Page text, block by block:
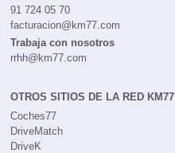
91 724 05 70
facturacion@km77.com
Trabaja con nosotros
rrhh@km77.com
OTROS SITIOS DE LA RED KM77
Coches77
DriveMatch
DriveK